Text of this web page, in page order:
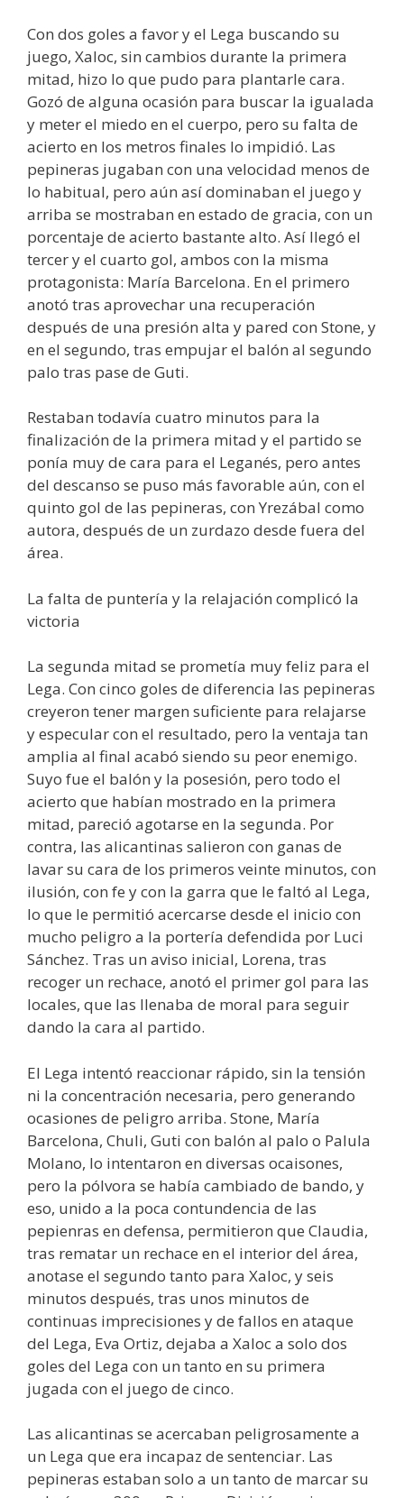
Con dos goles a favor y el Lega buscando su
juego, Xaloc, sin cambios durante la primera
mitad, hizo lo que pudo para plantarle cara.
Gozó de alguna ocasión para buscar la igualada
y meter el miedo en el cuerpo, pero su falta de
acierto en los metros finales lo impidió. Las
pepineras jugaban con una velocidad menos de
lo habitual, pero aún así dominaban el juego y
arriba se mostraban en estado de gracia, con un
porcentaje de acierto bastante alto. Así llegó el
tercer y el cuarto gol, ambos con la misma
protagonista: María Barcelona. En el primero
anotó tras aprovechar una recuperación
después de una presión alta y pared con Stone, y
en el segundo, tras empujar el balón al segundo
palo tras pase de Guti.
Restaban todavía cuatro minutos para la
finalización de la primera mitad y el partido se
ponía muy de cara para el Leganés, pero antes
del descanso se puso más favorable aún, con el
quinto gol de las pepineras, con Yrezábal como
autora, después de un zurdazo desde fuera del
área.
La falta de puntería y la relajación complicó la
victoria
La segunda mitad se prometía muy feliz para el
Lega. Con cinco goles de diferencia las pepineras
creyeron tener margen suficiente para relajarse
y especular con el resultado, pero la ventaja tan
amplia al final acabó siendo su peor enemigo.
Suyo fue el balón y la posesión, pero todo el
acierto que habían mostrado en la primera
mitad, pareció agotarse en la segunda. Por
contra, las alicantinas salieron con ganas de
lavar su cara de los primeros veinte minutos, con
ilusión, con fe y con la garra que le faltó al Lega,
lo que le permitió acercarse desde el inicio con
mucho peligro a la portería defendida por Luci
Sánchez. Tras un aviso inicial, Lorena, tras
recoger un rechace, anotó el primer gol para las
locales, que las llenaba de moral para seguir
dando la cara al partido.
El Lega intentó reaccionar rápido, sin la tensión
ni la concentración necesaria, pero generando
ocasiones de peligro arriba. Stone, María
Barcelona, Chuli, Guti con balón al palo o Palula
Molano, lo intentaron en diversas ocaisones,
pero la pólvora se había cambiado de bando, y
eso, unido a la poca contundencia de las
pepienras en defensa, permitieron que Claudia,
tras rematar un rechace en el interior del área,
anotase el segundo tanto para Xaloc, y seis
minutos después, tras unos minutos de
continuas imprecisiones y de fallos en ataque
del Lega, Eva Ortiz, dejaba a Xaloc a solo dos
goles del Lega con un tanto en su primera
jugada con el juego de cinco.
Las alicantinas se acercaban peligrosamente a
un Lega que era incapaz de sentenciar. Las
pepineras estaban solo a un tanto de marcar su